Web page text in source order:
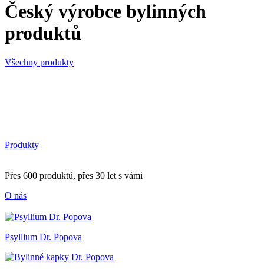
Český výrobce bylinných
produktů
Všechny produkty
Produkty
Přes 600 produktů, přes 30 let s vámi
O nás
Psyllium Dr. Popova